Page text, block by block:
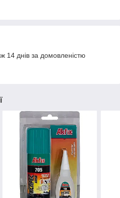
14 днів за домовленістю